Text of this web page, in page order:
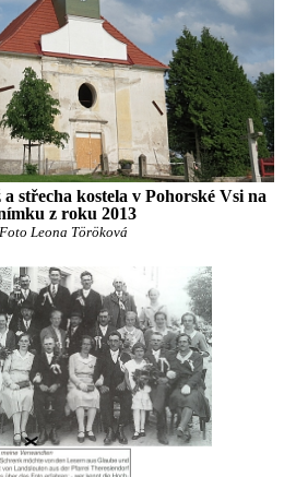
střecha kostela v Pohorské Vsi na
z roku 2013
Foto Leona Töröková